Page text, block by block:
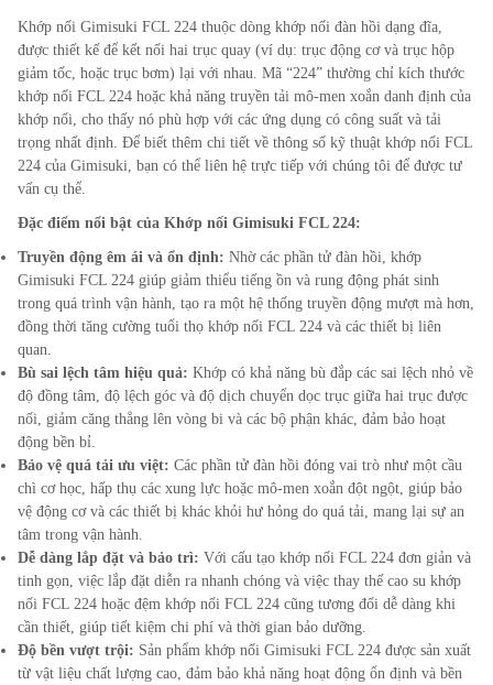
Khớp nối Gimisuki FCL 224 thuộc dòng khớp nối đàn hồi dạng đĩa,
được thiết kế để kết nối hai trục quay (ví dụ: trục động cơ và trục hộp
giảm tốc, hoặc trục bơm) lại với nhau. Mã “224” thường chỉ kích thước
khớp nối FCL 224 hoặc khả năng truyền tải mô-men xoắn danh định của
khớp nối, cho thấy nó phù hợp với các ứng dụng có công suất và tải
trọng nhất định. Để biết thêm chi tiết về thông số kỹ thuật khớp nối FCL
224 của Gimisuki, bạn có thể liên hệ trực tiếp với chúng tôi để được tư
vấn cụ thể.
Đặc điểm nổi bật của Khớp nối Gimisuki FCL 224:
Truyền động êm ái và ổn định: Nhờ các phần tử đàn hồi, khớp
Gimisuki FCL 224 giúp giảm thiểu tiếng ồn và rung động phát sinh
trong quá trình vận hành, tạo ra một hệ thống truyền động mượt mà hơn,
đồng thời tăng cường tuổi thọ khớp nối FCL 224 và các thiết bị liên
quan.
Bù sai lệch tâm hiệu quả: Khớp có khả năng bù đắp các sai lệch nhỏ về
độ đồng tâm, độ lệch góc và độ dịch chuyển dọc trục giữa hai trục được
nối, giảm căng thẳng lên vòng bi và các bộ phận khác, đảm bảo hoạt
động bền bỉ.
Bảo vệ quá tải ưu việt: Các phần tử đàn hồi đóng vai trò như một cầu
chì cơ học, hấp thụ các xung lực hoặc mô-men xoắn đột ngột, giúp bảo
vệ động cơ và các thiết bị khác khỏi hư hỏng do quá tải, mang lại sự an
tâm trong vận hành.
Dễ dàng lắp đặt và bảo trì: Với cấu tạo khớp nối FCL 224 đơn giản và
tinh gọn, việc lắp đặt diễn ra nhanh chóng và việc thay thế cao su khớp
nối FCL 224 hoặc đệm khớp nối FCL 224 cũng tương đối dễ dàng khi
cần thiết, giúp tiết kiệm chi phí và thời gian bảo dưỡng.
Độ bền vượt trội: Sản phẩm khớp nối Gimisuki FCL 224 được sản xuất
từ vật liệu chất lượng cao, đảm bảo khả năng hoạt động ổn định và bền